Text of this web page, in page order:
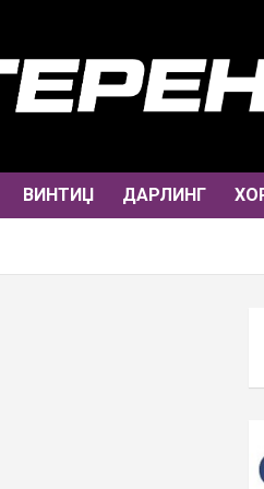
ВИНТИЏ ДАРЛИНГ